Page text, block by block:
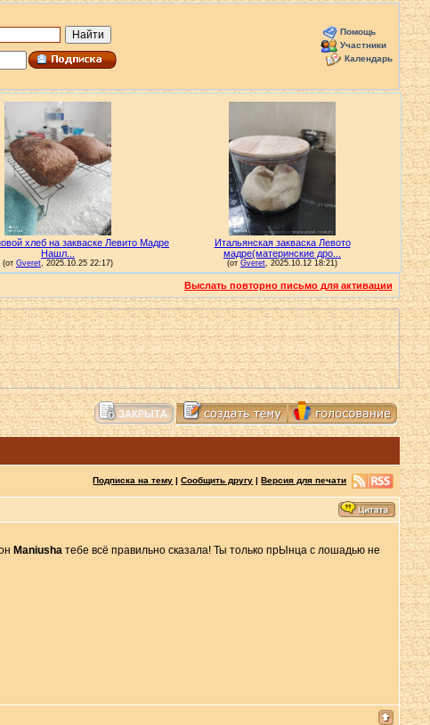
Помощь
Участники
Календарь
Выслать повторно письмо для активации
Подписка на тему |Сообщить другу |Версия для печати
Maniushaтебе всё правильно сказала! Ты только прЫнца с лошадью не